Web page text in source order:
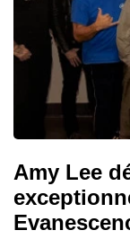
Amy Lee